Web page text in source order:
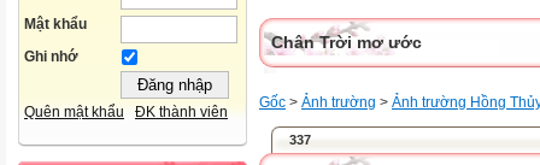
Mật khẩu
Ghi nhớ
Quên mật khẩu ĐK thành viên
Chân Trời mơ ước
Gốc > Ảnh trường > Ảnh trường Hồng
337